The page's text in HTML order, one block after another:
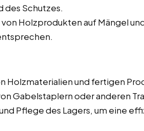
des Schutzes.
Holzprodukten auf Mängel
Holzmaterialien und fertigen
Gabelstaplern oder anderen
Pflege des Lagers, um eine